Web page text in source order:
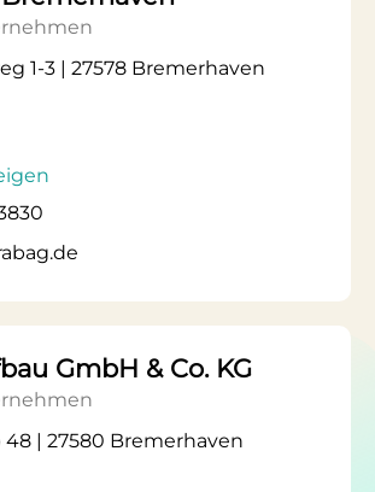
1-3 | 27578 Bremerhaven
GmbH & Co. KG
| 27580 Bremerhaven